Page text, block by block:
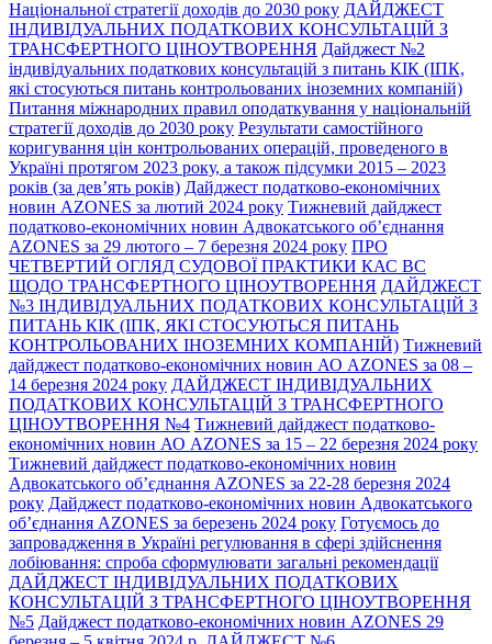
Національної стратегії доходів до 2030 року ДАЙДЖЕСТ
ІНДИВІДУАЛЬНИХ ПОДАТКОВИХ КОНСУЛЬТАЦІЙ З
ТРАНСФЕРТНОГО ЦІНОУТВОРЕННЯ Дайджест №2
індивідуальних податкових консультацій з питань КІК (ІПК,
які стосуються питань контрольованих іноземних компаній)
Питання міжнародних правил оподаткування у національній
стратегії доходів до 2030 року Результати самостійного
коригування цін контрольованих операцій, проведеного в
Україні протягом 2023 року, а також підсумки 2015 – 2023
років (за дев’ять років) Дайджест податково-економічних
новин AZONES за лютий 2024 року Тижневий дайджест
податково-економічних новин Адвокатського об’єднання
AZONES за 29 лютого – 7 березня 2024 року ПРО
ЧЕТВЕРТИЙ ОГЛЯД СУДОВОЇ ПРАКТИКИ КАС ВС
ЩОДО ТРАНСФЕРТНОГО ЦІНОУТВОРЕННЯ ДАЙДЖЕСТ
№3 ІНДИВІДУАЛЬНИХ ПОДАТКОВИХ КОНСУЛЬТАЦІЙ З
ПИТАНЬ КІК (ІПК, ЯКІ СТОСУЮТЬСЯ ПИТАНЬ
КОНТРОЛЬОВАНИХ ІНОЗЕМНИХ КОМПАНІЙ) Тижневий
дайджест податково-економічних новин АО AZONES за 08 –
14 березня 2024 року ДАЙДЖЕСТ ІНДИВІДУАЛЬНИХ
ПОДАТКОВИХ КОНСУЛЬТАЦІЙ З ТРАНСФЕРТНОГО
ЦІНОУТВОРЕННЯ №4 Тижневий дайджест податково-
економічних новин АО AZONES за 15 – 22 березня 2024 року
Тижневий дайджест податково-економічних новин
Адвокатського об’єднання AZONES за 22-28 березня 2024
року Дайджест податково-економічних новин Адвокатського
об’єднання AZONES за березень 2024 року Готуємось до
запровадження в Україні регулювання в сфері здійснення
лобіювання: спроба сформулювати загальні рекомендації
ДАЙДЖЕСТ ІНДИВІДУАЛЬНИХ ПОДАТКОВИХ
КОНСУЛЬТАЦІЙ З ТРАНСФЕРТНОГО ЦІНОУТВОРЕННЯ
№5 Дайджест податково-економічних новин AZONES 29